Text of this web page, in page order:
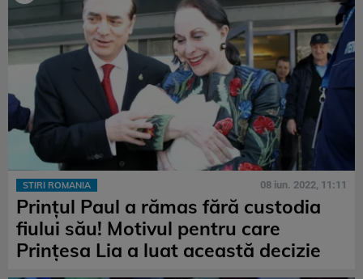
STIRI ROMANIA 08 iun. 2022, 11:11
Prințul Paul a rămas fără custodia
fiului său! Motivul pentru care
Prințesa Lia a luat această decizie